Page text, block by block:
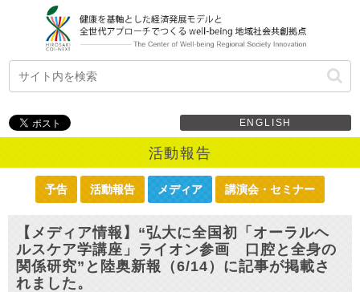
ENGLISH
活動報告
予告 活動報告 メディア 講演会・セミナー
【メディア情報】“弘大に全国初「オーラルヘ
ルスケア学講座」ライオン参画 口腔と全身の
関係研究”と陸奥新報（6/14）に記事が掲載さ
れました。